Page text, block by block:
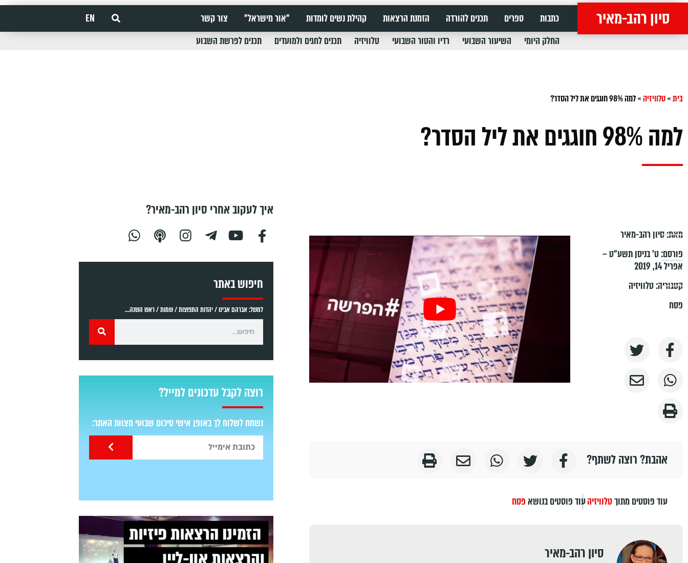
סיון רהב-מאיר כתבות ספרים תכנים להורדה הזמנת הרצאות קהילת נשים לומדות "אור מישראל" צור קשר
EN
החלק היומי
השיעור השבועי רדיו והטור השבועי טלוויזיה תכנים לחגים ולמועדים תכנים לפרשת השבוע
בית»טלוויזיה»למה 98% חוגגים את ליל הסדר?
למה 98% חוגגים את ליל הסדר?
מאת:סיון רהב-מאיר
פורסם:ט׳ בניסן תשע״ט –
אפריל 14, 2019
קטגוריה:טלוויזיה
פסח
אהבת? רוצה לשתף?
עוד פוסטים מתוךטלוויזיהעוד פוסטים בנושאפסח
סיון רהב-מאיר
איך לעקוב אחרי סיון רהב-מאיר?
חיפוש באתר
למשל: אברהם אבינו / יהדות התפוצות / שמות / ראש השנה...
רוצה לקבל עדכונים למייל?
נשמח לשלוח לך באופן אישי סיכום שבועי מצוות האתר: